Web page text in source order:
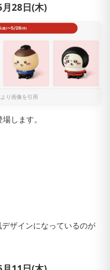
28日(木)
より画像を引用
します。
ザインになっているのが